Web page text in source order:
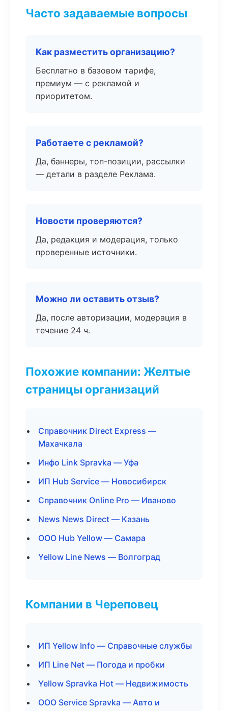
Часто задаваемые вопросы
Как разместить организацию?
Бесплатно в базовом тарифе,
премиум — с рекламой и
приоритетом.
Работаете с рекламой?
Да, баннеры, топ-позиции, рассылки
— детали в разделе Реклама.
Новости проверяются?
Да, редакция и модерация, только
проверенные источники.
Можно ли оставить отзыв?
Да, после авторизации, модерация в
течение 24 ч.
Похожие компании: Желтые
страницы организаций
Справочник Direct Express —
Махачкала
Инфо Link Spravka — Уфа
ИП Hub Service — Новосибирск
Справочник Online Pro — Иваново
News News Direct — Казань
ООО Hub Yellow — Самара
Yellow Line News — Волгоград
Компании в Череповец
ИП Yellow Info — Справочные службы
ИП Line Net — Погода и пробки
Yellow Spravka Hot — Недвижимость
ООО Service Spravka — Авто и